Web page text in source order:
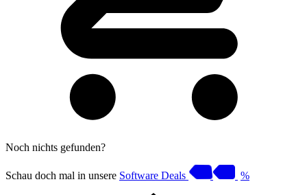
Noch nichts gefunden?
Schau doch mal in unsere Software Deals %